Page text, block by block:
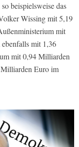
beispielsweise das
Wissing mit 5,19
mit
mit 1,36
mit 0,94 Milliarden
Euro im